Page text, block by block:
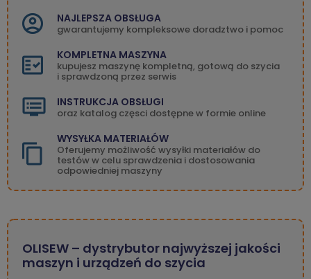
NAJLEPSZA OBSŁUGA
gwarantujemy kompleksowe doradztwo i pomoc
KOMPLETNA MASZYNA
kupujesz maszynę kompletną, gotową do szycia
i sprawdzoną przez serwis
INSTRUKCJA OBSŁUGI
oraz katalog częsci dostępne w formie online
WYSYŁKA MATERIAŁÓW
Oferujemy możliwość wysyłki materiałów do
testów w celu sprawdzenia i dostosowania
odpowiedniej maszyny
OLISEW – dystrybutor najwyższej jakości
maszyn i urządzeń do szycia